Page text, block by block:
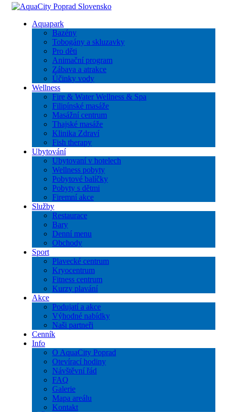
Aquapark
Bazény
Tobogány a skluzavky
Pro děti
Animační program
Zábava a atrakce
Účinky vody
Wellness
Fire & Water Wellness & Spa
Filipínské masáže
Masážní centrum
Thajské masáže
Klinika Zdraví
Fish therapy
Ubytování
Ubytovaní v hotelech
Wellness pobyty
Pobytové balíčky
Pobyty s dětmi
Firemní akce
Služby
Restaurace
Bary
Denní menu
Obchody
Sport
Plavecké centrum
Kryocentrum
Fitness centrum
Kurzy plavání
Akce
Podujatí a akce
Výhodné nabídky
Naši partneři
Cenník
Info
O AquaCity Poprad
Otevírací hodiny
Návštěvní řád
FAQ
Galerie
Mapa areálu
Kontakt